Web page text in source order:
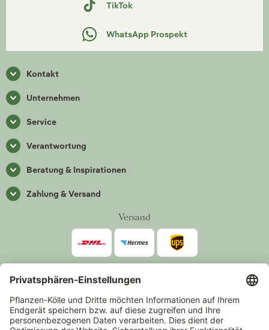
TikTok
WhatsApp Prospekt
Kontakt
Unternehmen
Service
Verantwortung
Beratung & Inspirationen
Zahlung & Versand
Versand
Zahlarten